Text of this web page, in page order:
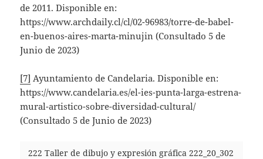
de 2011. Disponible en:
https://www.archdaily.cl/cl/02-96983/torre-de-babel-
en-buenos-aires-marta-minujin (Consultado 5 de
Junio de 2023)
[7] Ayuntamiento de Candelaria. Disponible en:
https://www.candelaria.es/el-ies-punta-larga-estrena-
mural-artistico-sobre-diversidad-cultural/
(Consultado 5 de Junio de 2023)
222 Taller de dibujo y expresión gráfica 222_20_302